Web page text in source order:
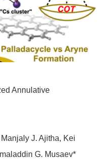
Annulative
J. Ajitha, Kei
G. Musaev*